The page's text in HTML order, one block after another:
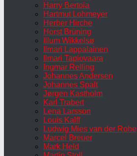
Harry Bertoia
Hartmut Lohmeyer
Herber Hirche
Horst Brüning
Illum Wikkelsø
Ilmari Lappalainen
Ilmari Tapiovaara
Ingmar Relling
Johannes Andersen
Johannes Spalt
Jørgen Kastholm
Karl Trabert
Lena Larsson
Louis Kalff
Ludwig Mies van der Rohe
Marcel Breuer
Mark Held